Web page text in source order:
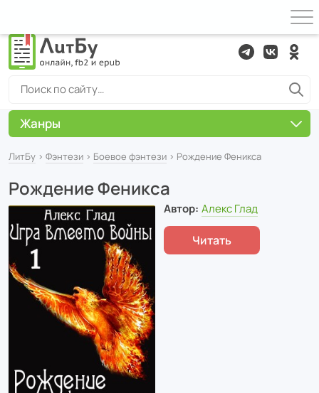
ЛитБу › Фэнтези › Боевое фэнтези › Рождение Феникса
Рождение Феникса
Автор: Алекс Глад
Читать
Жанры